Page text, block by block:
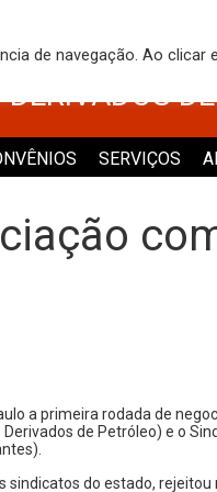
DOS
DERIVADOS
SERVIÇOS
a primeira rodada de
de Petróleo) e o
sindicatos do estado,
de navegação. Ao clicar